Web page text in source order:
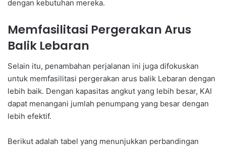
dengan kebutuhan mereka.
Memfasilitasi Pergerakan Arus
Balik Lebaran
Selain itu, penambahan perjalanan ini juga difokuskan
untuk memfasilitasi pergerakan arus balik Lebaran dengan
lebih baik. Dengan kapasitas angkut yang lebih besar, KAI
dapat menangani jumlah penumpang yang besar dengan
lebih efektif.
Berikut adalah tabel yang menunjukkan perbandingan